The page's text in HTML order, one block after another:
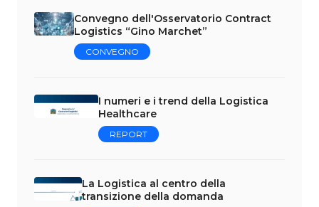
Convegno dell'Osservatorio Contract
Logistics “Gino Marchet”
CONVEGNO
I numeri e i trend della Logistica
Healthcare
REPORT
La Logistica al centro della
transizione della domanda